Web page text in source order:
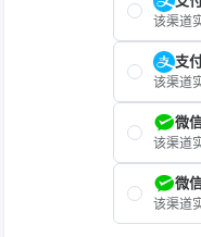
该渠道
支
该渠道
微
该渠道
微
该渠道